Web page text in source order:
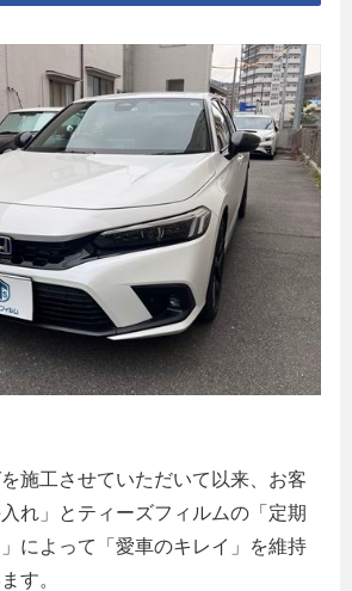
施工させていただいて以来、お客
れ」とティーズフィルムの「定期
によって「愛車のキレイ」を維持
す。